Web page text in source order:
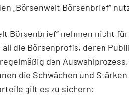
„Börsenwelt Börsenbrief“
Börsenbrief“ nehmen nicht
die Börsenprofis, deren
den
die Schwächen und
gilt es zu sichern: